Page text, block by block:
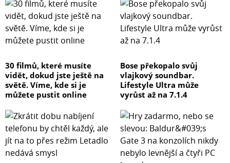
30 filmů, které musíte
vidět, dokud jste ještě na
světě. Víme, kde si je
můžete pustit online
Bose překopalo svůj
vlajkový soundbar.
Lifestyle Ultra může
vyrůst až na 7.1.4